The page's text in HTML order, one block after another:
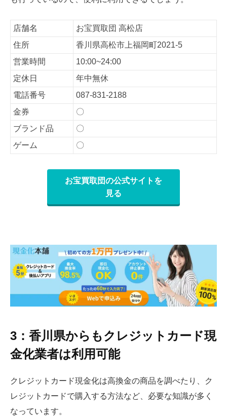
店舗名
お宝買取団 高松店
住所
香川県高松市上福岡町2021-5
営業時間
10:00~24:00
定休日
年中無休
電話番号
087-831-2188
金券
〇
ブランド品
〇
ゲーム
〇
お宝買取団の公式サイトを
見る
3：香川県からもクレジットカード現
金化業者は利用可能
クレジットカード現金化は高換金の商品を調べたり、ク
レジットカードで購入する方法など、必要な知識が多く
なっています。